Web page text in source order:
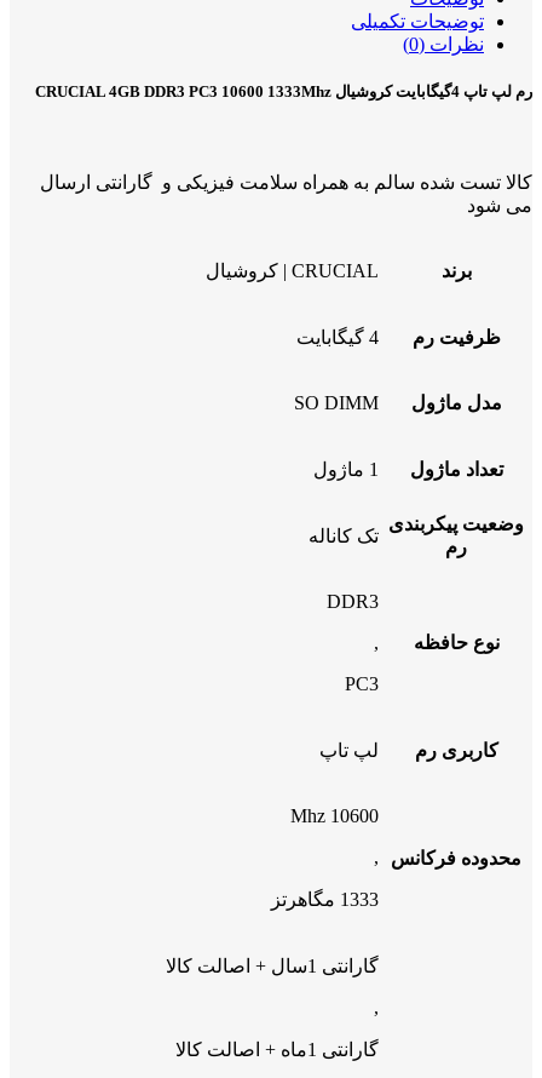
توضیحات تکمیلی
نظرات (0)
رم لپ تاپ 4گیگابایت کروشیال CRUCIAL 4GB DDR3 PC3 10600 1333Mhz
کالا تست شده سالم به همراه سلامت فیزیکی و گارانتی ارسال
می شود
برند CRUCIAL | کروشیال
ظرفیت رم 4 گیگابایت
مدل ماژول SO DIMM
تعداد ماژول 1 ماژول
وضعیت پیکربندی
رم
تک کاناله
نوع حافظه
DDR3
,
PC3
کاربری رم لپ تاپ
محدوده فرکانس
10600 Mhz
,
1333 مگاهرتز
گارانتی 1سال + اصالت کالا
,
گارانتی 1ماه + اصالت کالا